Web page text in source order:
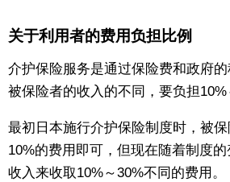
关于利用者的费用负担比例
介护保险服务是通过保险费和政府
被保险者的收入的不同，要负担10%
最初日本施行介护保险制度时，被
10%的费用即可，但现在随着制度
收入来收取10%～30%不同的费用。